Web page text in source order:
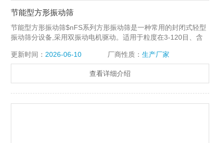
节能型方形振动筛
节能型方形振动筛$nFS系列方形振动筛是一种常用的封闭式轻型
振动筛分设备,采用双振动电机驱动。适用于粒度在3-120目、含
不大于10mm。
更新时间： 2026-06-10 厂商性质： 生产厂家
查看详细介绍